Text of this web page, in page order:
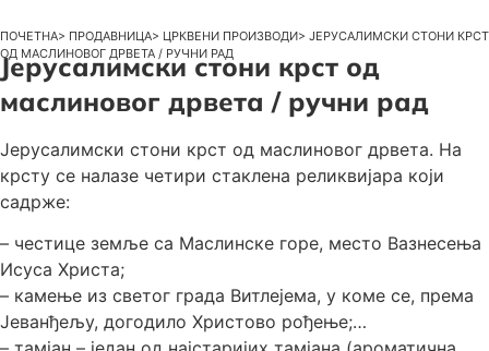
ПОЧЕТНА> ПРОДАВНИЦА> ЦРКВЕНИ ПРОИЗВОДИ> ЈЕРУСАЛИМСКИ СТОНИ КРСТ
ОД МАСЛИНОВОГ ДРВЕТА / РУЧНИ РАД
Јерусалимски стони крст од
маслиновог дрвета / ручни рад
Јерусалимски стони крст од маслиновог дрвета. На
крсту се налазе четири стаклена реликвијара који
садрже:
– честице земље са Маслинске горе, место Вазнесења
Исуса Христа;
– камење из светог града Витлејема, у коме се, према
Јеванђељу, догодило Христово рођење;